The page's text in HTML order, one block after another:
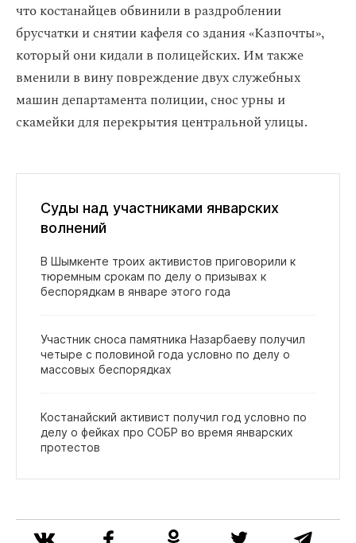
что костанайцев обвинили в раздроблении
брусчатки и снятии кафеля со здания «Казпочты»,
который они кидали в полицейских. Им также
вменили в вину повреждение двух служебных
машин департамента полиции, снос урны и
скамейки для перекрытия центральной улицы.
Суды над участниками январских
волнений
В Шымкенте троих активистов приговорили к
тюремным срокам по делу о призывах к
беспорядкам в январе этого года
Участник сноса памятника Назарбаеву получил
четыре с половиной года условно по делу о
массовых беспорядках
Костанайский активист получил год условно по
делу о фейках про СОБР во время январских
протестов